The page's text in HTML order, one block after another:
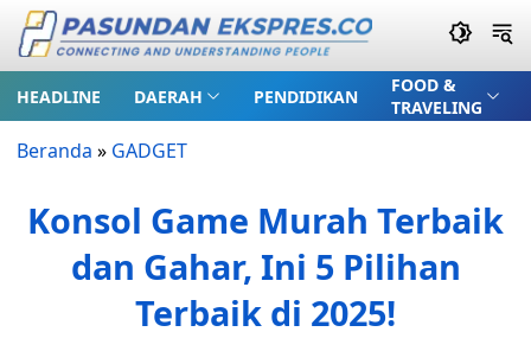
HEADLINE DAERAH PENDIDIKAN
FOOD &
TRAVELING
Beranda » GADGET
Konsol Game Murah Terbaik
dan Gahar, Ini 5 Pilihan
Terbaik di 2025!